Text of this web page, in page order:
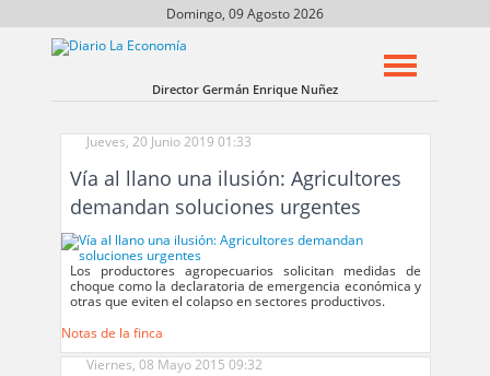
Domingo, 09 Agosto 2026
Director Germán Enrique Nuñez
Jueves, 20 Junio 2019 01:33
Vía al llano una ilusión: Agricultores
demandan soluciones urgentes
Los productores agropecuarios solicitan medidas de
choque como la declaratoria de emergencia económica y
otras que eviten el colapso en sectores productivos.
Notas de la finca
Viernes, 08 Mayo 2015 09:32